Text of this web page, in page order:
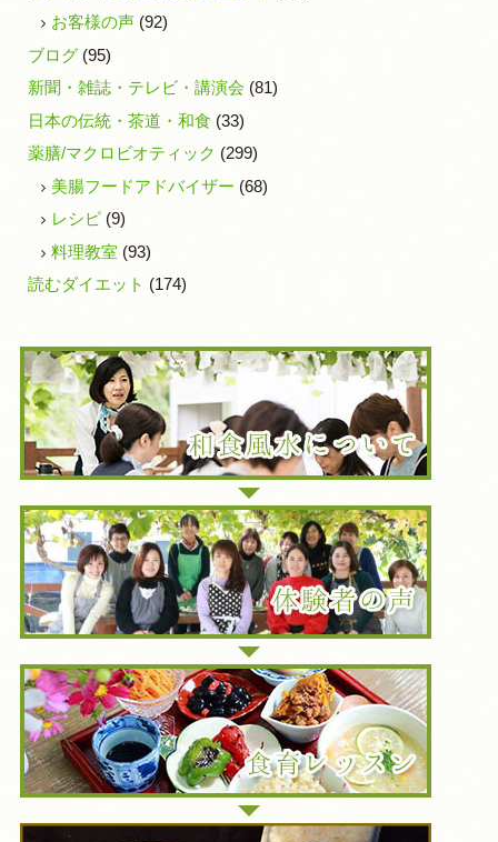
お客様の声 (92)
ブログ (95)
新聞・雑誌・テレビ・講演会 (81)
日本の伝統・茶道・和食 (33)
薬膳/マクロビオティック (299)
美腸フードアドバイザー (68)
レシピ (9)
料理教室 (93)
読むダイエット (174)